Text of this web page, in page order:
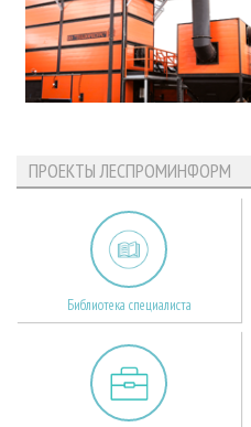
ПРОЕКТЫ ЛЕСПРОМИНФОРМ
Библиотека специалиста